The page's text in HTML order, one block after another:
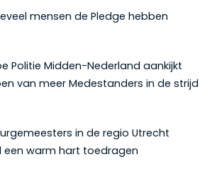
mensen de Pledge hebben
Politie Midden-Nederland aankijkt
van meer Medestanders in de strijd
in de regio Utrecht
een warm hart toedragen